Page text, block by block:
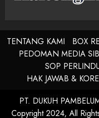
TENTANG KAMI BOX
PEDOMAN MEDIA
SOP
HAK JAWAB &
PT. DUKUH
Copyright 2024, All